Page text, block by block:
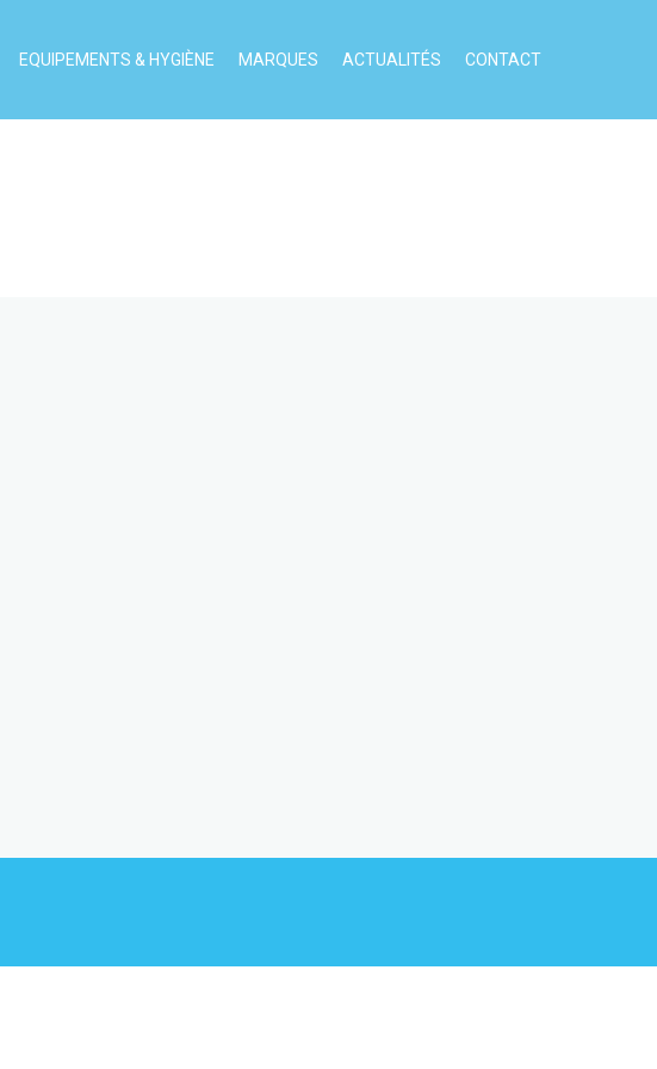
EQUIPEMENTS & HYGIÈNE MARQUES ACTUALITÉS CONTACT